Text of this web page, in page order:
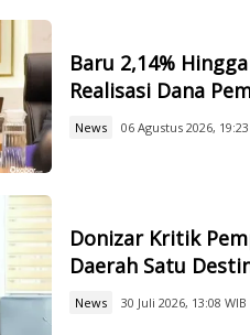
Baru 2,14%
Realisasi Dana
News 06 Agustus 2026,
Donizar Kritik
Daerah Satu
News 30 Juli 2026, 13:08 WIB